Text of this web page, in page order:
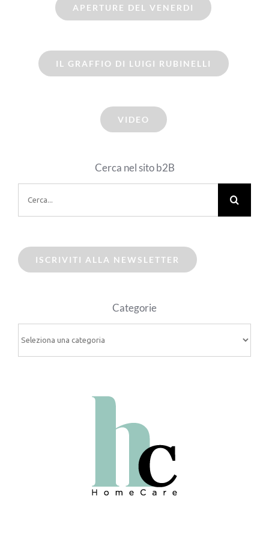
APERTURE DEL VENERDI
IL GRAFFIO DI LUIGI RUBINELLI
VIDEO
Cerca nel sito b2B
per:
ISCRIVITI ALLA NEWSLETTER
Categorie